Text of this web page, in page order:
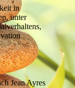
in
unter
Jean Ayres